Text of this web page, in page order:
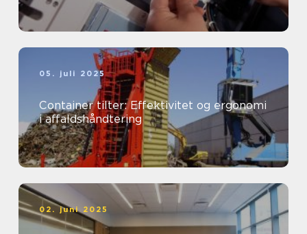
05. juli 2025
Container tilter: Effektivitet og ergonomi
i affaldshåndtering
02. juni 2025